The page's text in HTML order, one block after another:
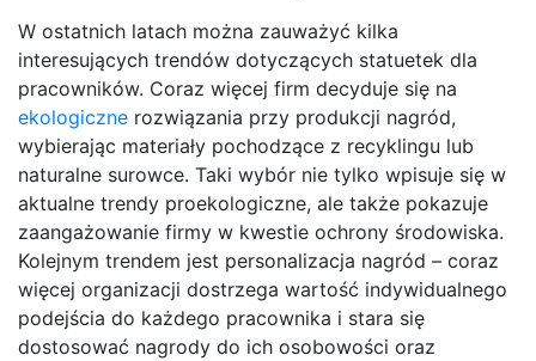
W ostatnich latach można zauważyć kilka
interesujących trendów dotyczących statuetek dla
pracowników. Coraz więcej firm decyduje się na
ekologiczne rozwiązania przy produkcji nagród,
wybierając materiały pochodzące z recyklingu lub
naturalne surowce. Taki wybór nie tylko wpisuje się w
aktualne trendy proekologiczne, ale także pokazuje
zaangażowanie firmy w kwestie ochrony środowiska.
Kolejnym trendem jest personalizacja nagród – coraz
więcej organizacji dostrzega wartość indywidualnego
podejścia do każdego pracownika i stara się
dostosować nagrody do ich osobowości oraz